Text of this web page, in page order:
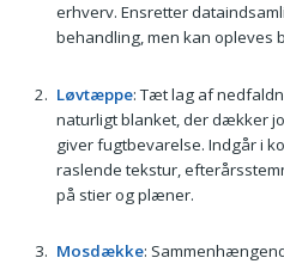
erhverv. Ensretter
behandling, men kan opleves
Løvtæppe: Tæt lag af
naturligt blanket, der dækker
giver fugtbevarelse. Indgår i
raslende tekstur,
på stier og plæner.
Mosdække: